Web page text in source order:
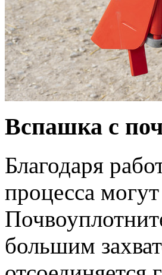
Вспашка с
Благодаря
процесса
большим